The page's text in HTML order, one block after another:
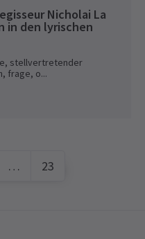
Nicholai La
in den lyrischen
stellvertretender
frage, o...
… 23